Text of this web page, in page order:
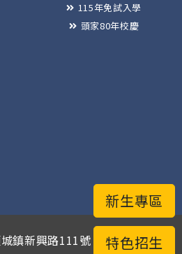
特色招生
新生專區
115年免試入學
頭家80年校慶
鎮新興路111號 / 電話總機:03-